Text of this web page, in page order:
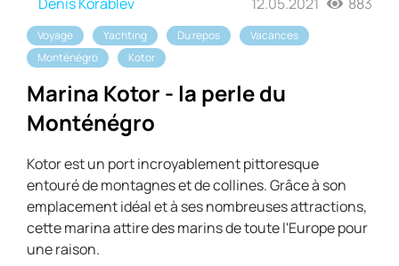
Voyage Yachting Du repos
Vacances
Monténégro
Kotor
Marina Kotor - la perle du
Monténégro
Kotor est un port incroyablement pittoresque
entouré de montagnes et de collines. Grâce à son
emplacement idéal et à ses nombreuses attractions,
cette marina attire des marins de toute l'Europe pour
une raison.